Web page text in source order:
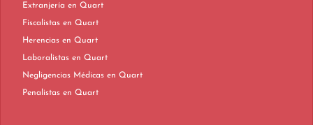
Extranjería en Quart
Fiscalistas en Quart
Herencias en Quart
Laboralistas en Quart
Negligencias Médicas en Quart
Penalistas en Quart